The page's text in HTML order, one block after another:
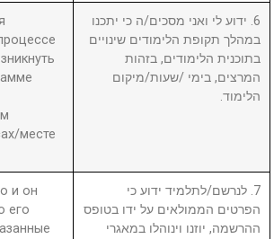
месте
6. ידוע לי ואני מסכים/ה כי יתכנו
במהלך תקופת הלימודים שינויים
בתוכנית הלימודים, בזהות
המרצים, בימי /שעות/מיקום
הלימוד.
и он
его
7. לנרשם/לתלמיד ידוע כי
הפרטים הממולאים על ידו בטופס
ההרשמה, יוזנו וינוהלו במאגרי